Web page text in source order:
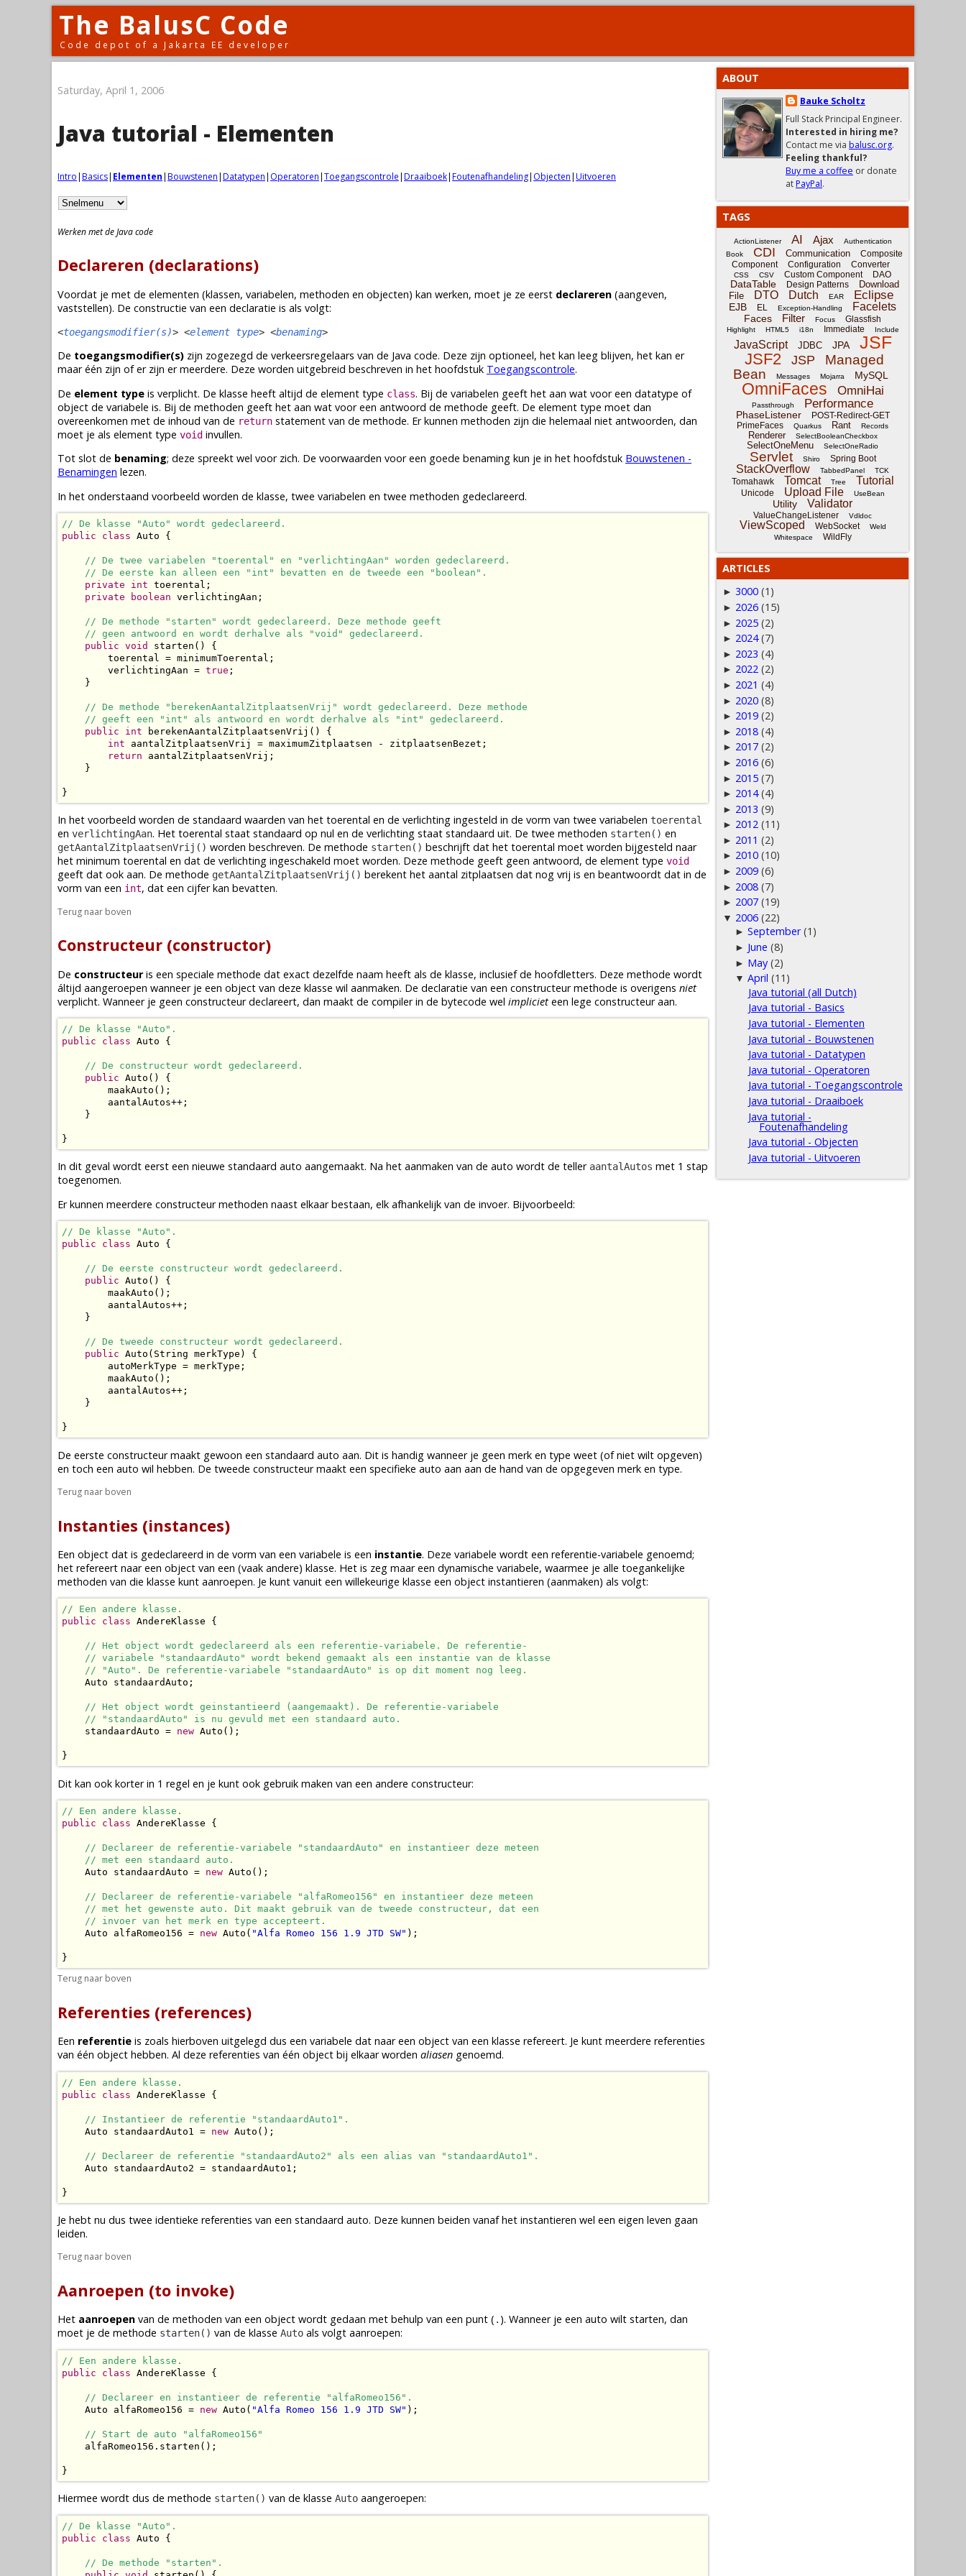
The BalusC Code
Code depot of a Jakarta EE developer
Saturday, April 1, 2006
Java tutorial - Elementen
Intro|Basics| Elementen|Bouwstenen|Datatypen| Operatoren|Toegangscontrole|Draaiboek|Foutenafhandeling| Objecten|Uitvoeren
Werken met de Java code
Declareren (declarations)
Voordat je met de elementen (klassen, variabelen, methoden en objecten) kan werken, moet je ze eerst declareren (aangeven,
vaststellen). De constructie van een declaratie is als volgt:
<toegangsmodifier(s)> <element type> <benaming>
De toegangsmodifier(s) zijn zogezegd de verkeersregelaars van de Java code. Deze zijn optioneel, het kan leeg blijven, het kan er
maar één zijn of er zijn er meerdere. Deze worden uitgebreid beschreven in het hoofdstuk Toegangscontrole.
De element type is verplicht. De klasse heeft altijd de element type class. Bij de variabelen geeft het aan wat voor een datatype of
object de variabele is. Bij de methoden geeft het aan wat voor een antwoord de methode geeft. De element type moet dan
overeenkomen met de inhoud van de return statement van de methode. Er kunnen methoden zijn die helemaal niet antwoorden, dan
moet je als element type void invullen.
Tot slot de benaming; deze spreekt wel voor zich. De voorwaarden voor een goede benaming kun je in het hoofdstuk Bouwstenen -
Benamingen lezen.
In het onderstaand voorbeeld worden de klasse, twee variabelen en twee methoden gedeclareerd.
// De klasse "Auto" wordt gedeclareerd.
public
class Auto {
// De twee variabelen "toerental" en "verlichtingAan" worden gedeclareerd.
// De eerste kan alleen een "int" bevatten en de tweede een "boolean".
private
int toerental;
private
boolean verlichtingAan;
// De methode "starten" wordt gedeclareerd. Deze methode geeft
// geen antwoord en wordt derhalve als "void" gedeclareerd.
public void
starten() {
        toerental = minimumToerental;
        verlichtingAan =
true ;
    }
// De methode "berekenAantalZitplaatsenVrij" wordt gedeclareerd. Deze methode
// geeft een "int" als antwoord en wordt derhalve als "int" gedeclareerd.
public
int berekenAantalZitplaatsenVrij() {
int aantalZitplaatsenVrij = maximumZitplaatsen - zitplaatsenBezet;
return aantalZitplaatsenVrij;
    }
}
In het voorbeeld worden de standaard waarden van het toerental en de verlichting ingesteld in de vorm van twee variabelen toerental
en verlichtingAan. Het toerental staat standaard op nul en de verlichting staat standaard uit. De twee methoden starten() en
getAantalZitplaatsenVrij() worden beschreven. De methode starten() beschrijft dat het toerental moet worden bijgesteld naar
het minimum toerental en dat de verlichting ingeschakeld moet worden. Deze methode geeft geen antwoord, de element type void
geeft dat ook aan. De methode getAantalZitplaatsenVrij() berekent het aantal zitplaatsen dat nog vrij is en beantwoordt dat in de
vorm van een int, dat een cijfer kan bevatten.
Terug naar boven
Constructeur (constructor)
De constructeuris een speciale methode dat exact dezelfde naam heeft als de klasse, inclusief de hoofdletters. Deze methode wordt
áltijd aangeroepen wanneer je een object van deze klasse wil aanmaken. De declaratie van een constructeurmethode is overigens niet
verplicht. Wanneer je geen constructeurdeclareert, dan maakt de compiler in de bytecode wel impliciet een lege constructeur aan.
// De klasse "Auto".
public
class Auto {
// De constructeur wordt gedeclareerd.
public Auto() {
        maakAuto();
        aantalAutos++;
    }
}
In dit geval wordt eerst een nieuwe standaard auto aangemaakt. Na het aanmaken van de auto wordt de teller aantalAutos met 1 stap
toegenomen.
Er kunnen meerdere constructeurmethoden naast elkaar bestaan, elk afhankelijk van de invoer. Bijvoorbeeld:
// De klasse "Auto".
public
class Auto {
// De eerste constructeur wordt gedeclareerd.
public Auto() {
        maakAuto();
        aantalAutos++;
    }
// De tweede constructeur wordt gedeclareerd.
public Auto(String merkType) {
        autoMerkType = merkType;
        maakAuto();
        aantalAutos++;
    }
}
De eerste constructeur maakt gewoon een standaard auto aan. Dit is handig wanneer je geen merk en type weet (of niet wilt opgeven)
en toch een auto wil hebben. De tweede constructeur maakt een specifieke auto aan aan de hand van de opgegeven merk en type.
Terug naar boven
Instanties (instances)
Een object dat is gedeclareerd in de vorm van een variabele is een instantie. Deze variabele wordt een referentie-variabele genoemd;
het refereert naar een object van een (vaak andere) klasse. Het is zeg maar een dynamische variabele, waarmee je alle toegankelijke
methoden van die klasse kunt aanroepen. Je kunt vanuit een willekeurige klasse een object instantieren (aanmaken) als volgt:
// Een andere klasse.
public
class AndereKlasse {
// Het object wordt gedeclareerd als een referentie-variabele. De referentie-
// variabele "standaardAuto" wordt bekend gemaakt als een instantie van de klasse
// "Auto". De referentie-variabele "standaardAuto" is op dit moment nog leeg.
    Auto standaardAuto;
// Het object wordt geinstantieerd (aangemaakt). De referentie-variabele
// "standaardAuto" is nu gevuld met een standaard auto.
    standaardAuto =
new Auto();
}
Dit kan ook korter in 1 regel en je kunt ook gebruik maken van een andere constructeur:
// Een andere klasse.
public
class AndereKlasse {
// Declareer de referentie-variabele "standaardAuto" en instantieer deze meteen
// met een standaard auto.
    Auto standaardAuto =
new Auto();
// Declareer de referentie-variabele "alfaRomeo156" en instantieer deze meteen
// met het gewenste auto. Dit maakt gebruik van de tweede constructeur, dat een
// invoer van het merk en type accepteert.
    Auto alfaRomeo156 =
new Auto( "Alfa Romeo 156 1.9 JTD SW" );
}
Terug naar boven
Referenties (references)
Een referentie is zoals hierboven uitgelegd dus een variabele dat naar een object van een klasse refereert. Je kunt meerdere referenties
van één object hebben. Al deze referenties van één object bij elkaar worden aliasen genoemd.
// Een andere klasse.
public
class AndereKlasse {
// Instantieer de referentie "standaardAuto1".
    Auto standaardAuto1 =
new Auto();
// Declareer de referentie "standaardAuto2" als een alias van "standaardAuto1".
    Auto standaardAuto2 = standaardAuto1;
}
Je hebt nu dus twee identieke referenties van een standaard auto. Deze kunnen beiden vanaf het instantieren wel een eigen leven gaan
leiden.
Terug naar boven
Aanroepen (to invoke)
Het aanroepen van de methoden van een object wordt gedaan met behulp van een punt ( . ). Wanneer je een auto wilt starten, dan
moet je de methode starten() van de klasse Auto als volgt aanroepen:
// Een andere klasse.
public
class AndereKlasse {
// Declareer en instantieer de referentie "alfaRomeo156".
    Auto alfaRomeo156 =
new Auto( "Alfa Romeo 156 1.9 JTD SW" );
// Start de auto "alfaRomeo156"
    alfaRomeo156.starten();
}
Hiermee wordt dus de methode starten() van de klasse Auto aangeroepen:
// De klasse "Auto".
public
class Auto {
// De methode "starten".
ABOUT
Bauke Scholtz
Full Stack Principal Engineer.
Interested in hiring me?
Contact me via balusc.org.
Feeling thankful?
Buy me a coffee or donate
atPayPal.
TAGS
ActionListener AI Ajax
Authentication
Book
CDI Communication
Composite
Component
Configuration Converter
CSS CSV Custom Component DAO
DataTable Design Patterns
Download
File
DTO Dutch EAR Eclipse
EJB EL Exception-Handling Facelets
Faces Filter Focus Glassfish
Highlight HTML5 i18n Immediate Include
JavaScript JDBC JPA JSF
JSF2 JSP
Managed
Bean
Messages Mojarra MySQL
OmniFaces OmniHai
Passthrough Performance
PhaseListener
POST-Redirect-GET
PrimeFaces
Quarkus Rant Records
Renderer SelectBooleanCheckbox
SelectOneMenu SelectOneRadio
Servlet Shiro Spring Boot
StackOverflow TabbedPanel TCK
Tomahawk Tomcat Tree Tutorial
Unicode Upload File UseBean
Utility Validator
ValueChangeListener Vdldoc
ViewScoped WebSocket
Weld
Whitespace
WildFly
ARTICLES
► 3000 (1)
► 2026 (15)
► 2025 (2)
► 2024 (7)
► 2023 (4)
► 2022 (2)
► 2021 (4)
► 2020 (8)
► 2019 (2)
► 2018 (4)
► 2017 (2)
► 2016 (6)
► 2015 (7)
► 2014 (4)
► 2013 (9)
► 2012 (11)
► 2011 (2)
► 2010 (10)
► 2009 (6)
► 2008 (7)
► 2007 (19)
▼ 2006 (22)
►September (1)
► June (8)
► May (2)
▼April (11)
Java tutorial (all Dutch)
Java tutorial - Basics
Java tutorial - Elementen
Java tutorial - Bouwstenen
Java tutorial - Datatypen
Java tutorial - Operatoren
Java tutorial - Toegangscontrole
Java tutorial - Draaiboek
Java tutorial -
Foutenafhandeling
Java tutorial - Objecten
Java tutorial - Uitvoeren